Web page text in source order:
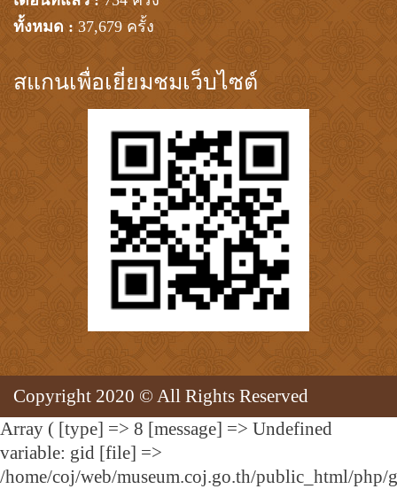
ทั้งหมด : 37,679 ครั้ง
สแกนเพื่อเยี่ยมชมเว็บไซต์
Copyright 2020 © All Rights Reserved
Array ( [type] => 8 [message] => Undefined
variable: gid [file] =>
/home/coj/web/museum.coj.go.th/public_html/php/